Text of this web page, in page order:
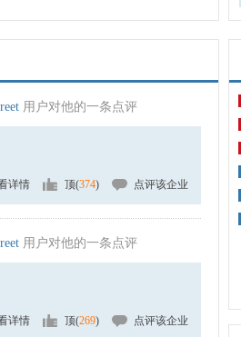
用户对他的一条点评
详情 顶(374) 点评该企业
用户对他的一条点评
详情 顶(269) 点评该企业